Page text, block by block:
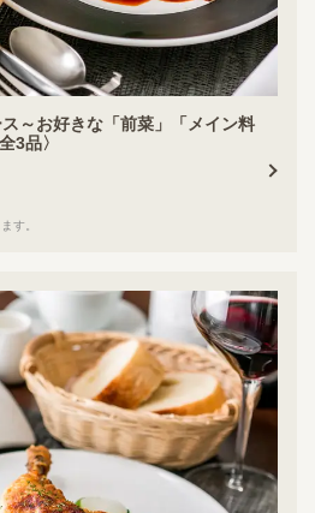
ス～お好きな「前菜」「メイン料
3品〉
す。